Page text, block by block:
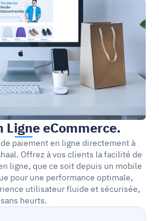
Ligne eCommerce.
paiement en ligne directement à
Offrez à vos clients la facilité de
ligne, que ce soit depuis un mobile
pour une performance optimale,
utilisateur fluide et sécurisée,
sans heurts.